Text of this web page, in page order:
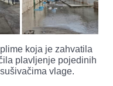
koja je zahvatila
plavljenje pojedinih
vlage.